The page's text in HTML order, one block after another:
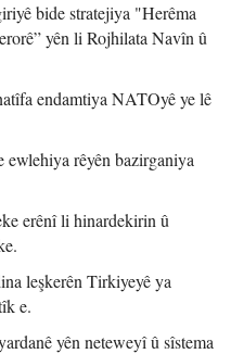
bide stratejiya "Herêma
yên li Rojhilata Navîn û
endamtiya NATOyê ye lê
rêyên bazirganiya
erênî li hinardekirin û
leşkerên Tirkiyeyê ya
e.
yên neteweyî û sîstema